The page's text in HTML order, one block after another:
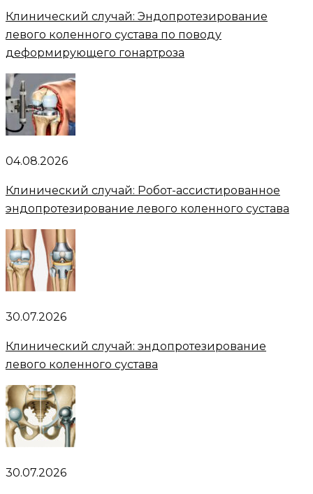
Клинический случай: Эндопротезирование
левого коленного сустава по поводу
деформирующего гонартроза
04.08.2026
Клинический случай: Робот-ассистированное
эндопротезирование левого коленного сустава
30.07.2026
Клинический случай: эндопротезирование
левого коленного сустава
30.07.2026